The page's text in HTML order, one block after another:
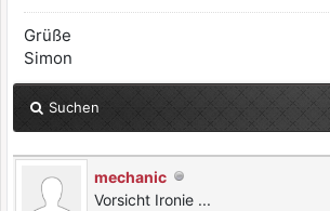
Grüße
Simon
Suchen
mechanic
Vorsicht Ironie ...